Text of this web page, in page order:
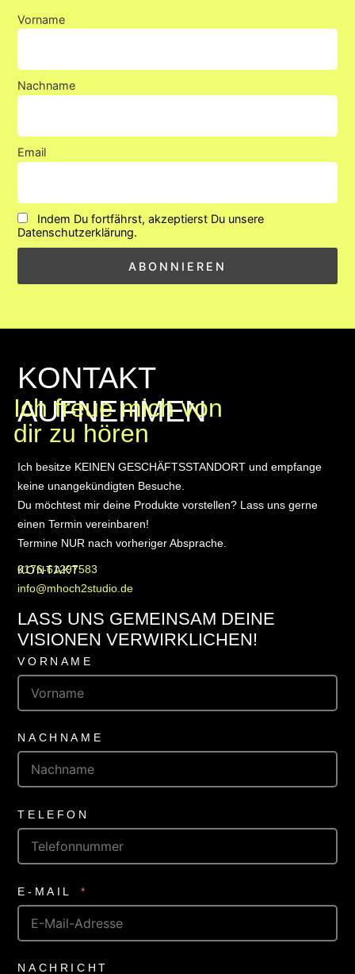
Vorname
Nachname
Email
Indem Du fortfährst, akzeptierst Du unsere
Datenschutzerklärung.
KONTAKT
AUFNEHMEN
Ich freue mich von
dir zu hören
Ich besitze KEINEN GESCHÄFTSSTANDORT und empfange
keine unangekündigten Besuche.
Du möchtest mir deine Produkte vorstellen? Lass uns gerne
einen Termin vereinbaren!
Termine NUR nach vorheriger Absprache.
KONTAKT
0176-61297583
info@mhoch2studio.de
LASS UNS GEMEINSAM DEINE
VISIONEN VERWIRKLICHEN!
VORNAME
NACHNAME
TELEFON
E-MAIL
NACHRICHT